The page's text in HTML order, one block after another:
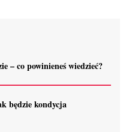
– co powinieneś wiedzieć?
będzie kondycja